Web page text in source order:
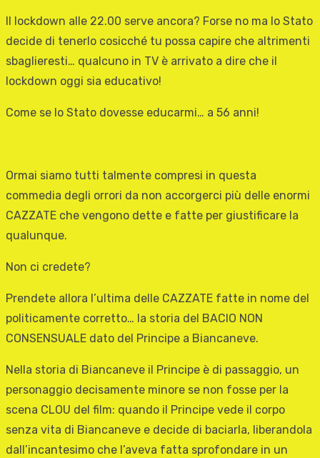
Il lockdown alle 22.00 serve ancora? Forse no ma lo Stato
decide di tenerlo cosicché tu possa capire che altrimenti
sbaglieresti… qualcuno in TV è arrivato a dire che il
lockdown oggi sia educativo!
Come se lo Stato dovesse educarmi… a 56 anni!
Ormai siamo tutti talmente compresi in questa
commedia degli orrori da non accorgerci più delle enormi
CAZZATE che vengono dette e fatte per giustificare la
qualunque.
Non ci credete?
Prendete allora l’ultima delle CAZZATE fatte in nome del
politicamente corretto… la storia del BACIO NON
CONSENSUALE dato del Principe a Biancaneve.
Nella storia di Biancaneve il Principe è di passaggio, un
personaggio decisamente minore se non fosse per la
scena CLOU del film: quando il Principe vede il corpo
senza vita di Biancaneve e decide di baciarla, liberandola
dall’incantesimo che l’aveva fatta sprofondare in un